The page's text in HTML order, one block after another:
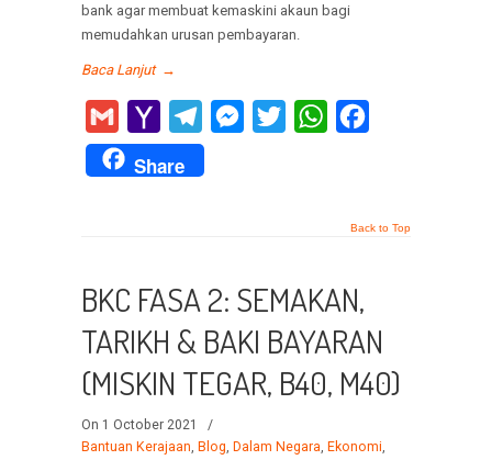
bank agar membuat kemaskini akaun bagi
memudahkan urusan pembayaran.
Baca Lanjut →
Gmail
Yahoo
Mail
TelegramMessenger
Twitter WhatsApp
Share
Back to Top
BKC FASA 2: SEMAKAN,
TARIKH & BAKI BAYARAN
(MISKIN TEGAR, B40, M40)
On 1 October 2021
/
Bantuan Kerajaan, Blog, Dalam Negara, Ekonomi,